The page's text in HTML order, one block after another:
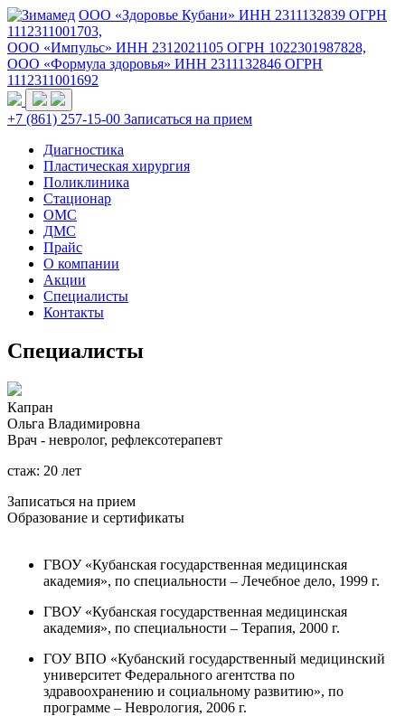
ООО «Здоровье Кубани» ИНН 2311132839 ОГРН
1112311001703,
ООО «Импульс» ИНН 2312021105 ОГРН 1022301987828,
ООО «Формула здоровья» ИНН 2311132846 ОГРН
1112311001692
+7 (861) 257-15-00 Записаться на прием
Диагностика
Пластическая хирургия
Поликлиника
Стационар
ОМС
ДМС
Прайс
О компании
Акции
Специалисты
Контакты
Специалисты
Капран
Ольга Владимировна
Врач - невролог, рефлексотерапевт
стаж: 20 лет
Записаться на прием
Образование и сертификаты
ГВОУ «Кубанская государственная медицинская
академия», по специальности – Лечебное дело, 1999 г.
ГВОУ «Кубанская государственная медицинская
академия», по специальности – Терапия, 2000 г.
ГОУ ВПО «Кубанский государственный медицинский
университет Федерального агентства по
здравоохранению и социальному развитию», по
программе – Неврология, 2006 г.